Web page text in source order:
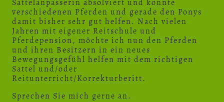
Sattelanpasserin absolviert und konnte
verschiedenen Pferden und gerade den Ponys
damit bisher sehr gut helfen. Nach vielen
Jahren mit eigener Reitschule und
Pferdepension, möchte ich nun den Pferden
und ihren Besitzern in ein neues
Bewegungsgefühl helfen mit dem richtigen
Sattel und/oder
Reitunterricht/Korrekturberitt.
Sprechen Sie mich gerne an.